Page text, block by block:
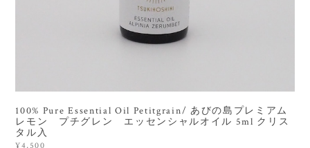
100% Pure Essential Oil Petitgrain/ あびの島プレミアム
レモン プチグレン エッセンシャルオイル 5ml クリス
タル入
¥4,500